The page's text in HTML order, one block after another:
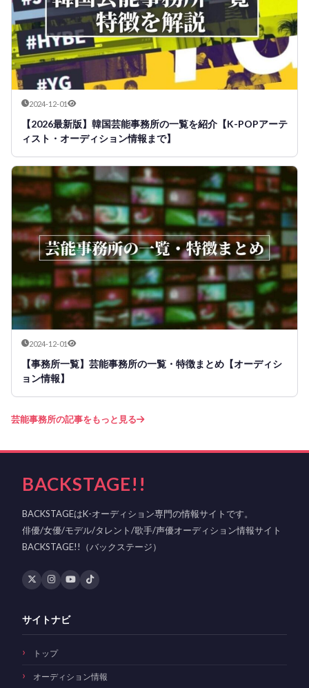
2024-12-01
【2026最新版】韓国芸能事務所の一覧を紹介【K-POPアーテ
ィスト・オーディション情報まで】
2024-12-01
【事務所一覧】芸能事務所の一覧・特徴まとめ【オーディシ
ョン情報】
芸能事務所の記事をもっと見る
BACKSTAGE!!
BACKSTAGEはK-オーディション専門の情報サイトです。
俳優/女優/モデル/タレント/歌手/声優オーディション情報サイト
BACKSTAGE!!（バックステージ）
サイトナビ
トップ
オーディション情報